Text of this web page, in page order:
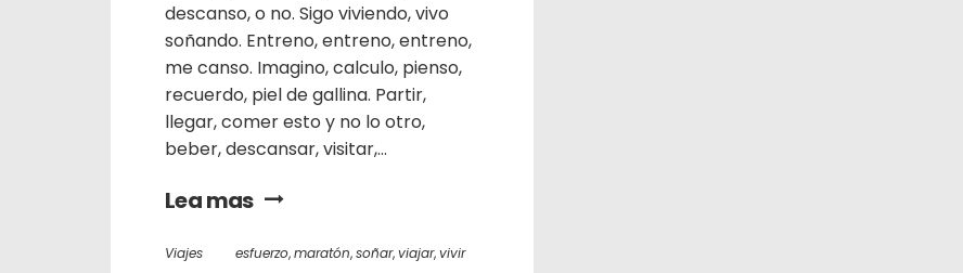
descanso, o no. Sigo viviendo, vivo
soñando. Entreno, entreno, entreno,
me canso. Imagino, calculo, pienso,
recuerdo, piel de gallina. Partir,
llegar, comer esto y no lo otro,
beber, descansar, visitar,...
Lea mas
Viajes esfuerzo,maratón,soñar,viajar,vivir